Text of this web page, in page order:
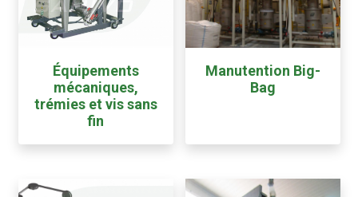
Équipements
mécaniques,
trémies et vis sans
fin
Manutention Big-
Bag